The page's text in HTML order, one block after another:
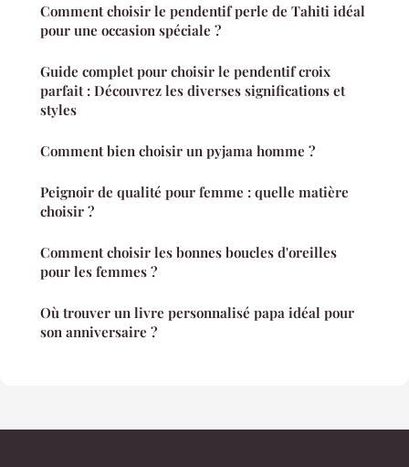
Comment choisir le pendentif perle de Tahiti idéal
pour une occasion spéciale ?
Guide complet pour choisir le pendentif croix
parfait : Découvrez les diverses significations et
styles
Comment bien choisir un pyjama homme ?
Peignoir de qualité pour femme : quelle matière
choisir ?
Comment choisir les bonnes boucles d'oreilles
pour les femmes ?
Où trouver un livre personnalisé papa idéal pour
son anniversaire ?